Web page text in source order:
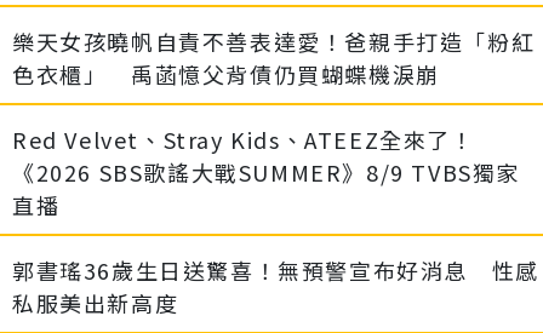
樂天女孩曉帆自責不善表達愛！爸親手打造「粉紅
色衣櫃」 禹菡憶父背債仍買蝴蝶機淚崩
Red Velvet、Stray Kids、ATEEZ全來了！
《2026 SBS歌謠大戰SUMMER》8/9 TVBS獨家
直播
郭書瑤36歲生日送驚喜！無預警宣布好消息 性感
私服美出新高度